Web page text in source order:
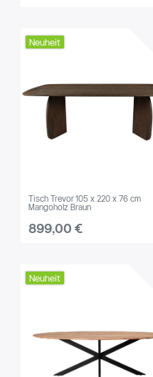
Neuheit
Tisch Trevor 105 x 220 x 76 cm
Mangoholz Braun
899,00 €
Neuheit